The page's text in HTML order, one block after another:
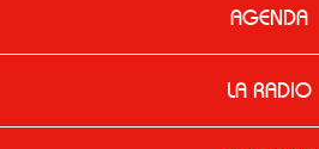
AGENDA
LA RADIO